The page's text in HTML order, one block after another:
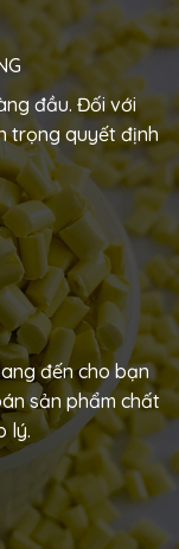
đầu. Đối với
trọng quyết định
đến cho bạn
sản phẩm chất
lý.